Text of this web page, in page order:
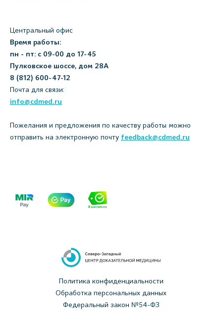
Центральный офис
Время работы:
пн - пт: с 09-00 до 17-45
Пулковское шоссе, дом 28А
8 (812) 600-47-12
Почта для связи:
info@cdmed.ru
Пожелания и предложения по качеству работы можно
отправить на электронную почту feedback@cdmed.ru
Политика конфиденциальности
Обработка персональных данных
Федеральный закон №54-ФЗ